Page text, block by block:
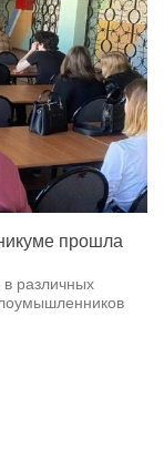
прошла
в различных